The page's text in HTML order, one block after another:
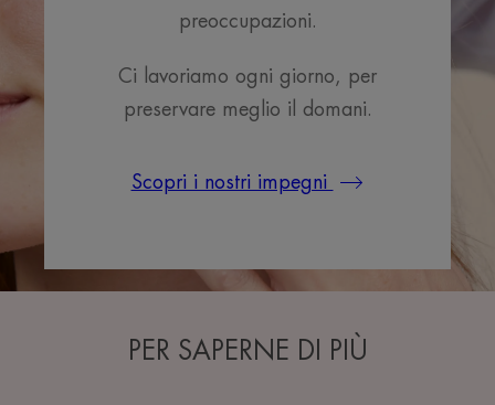
preoccupazioni.
Ci lavoriamo ogni giorno, per
preservare meglio il domani.
Scopri i nostri impegni
PER SAPERNE DI PIÙ